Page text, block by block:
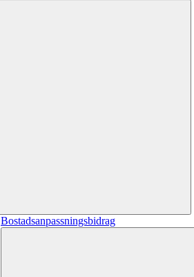
Bostadsanpassningsbidrag